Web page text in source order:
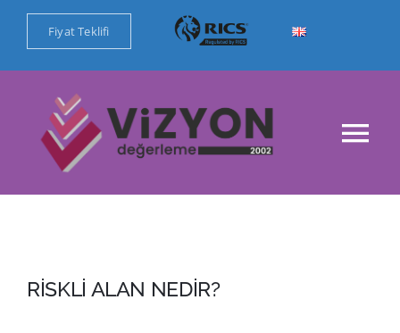
content
Fiyat Teklifi
Ana Sayfa
RİSKLİ ALAN NEDİR?